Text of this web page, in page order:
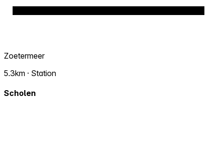
Zoetermeer
5.3km · Station
Scholen